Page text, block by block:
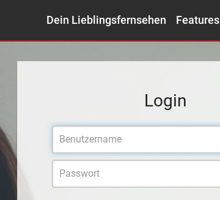
Dein Lieblingsfernsehen Features
Login